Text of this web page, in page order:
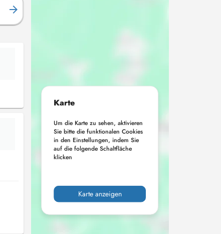
Karte
Um die Karte zu sehen, aktivieren
Sie bitte die funktionalen Cookies
in den Einstellungen, indem Sie
auf die folgende Schaltfläche
klicken
Karte anzeigen